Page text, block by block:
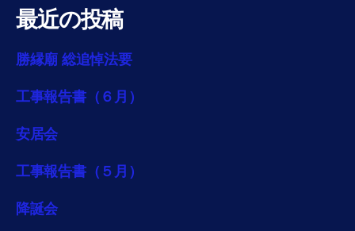
最近の投稿
勝縁廟 総追悼法要
工事報告書（６月）
安居会
工事報告書（５月）
降誕会